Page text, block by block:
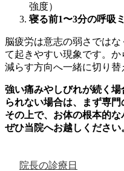
強度）
寝る前1〜3分の呼吸
脳疲労は意志の弱さではな
て起きやすい現象です。
減らす方向へ一緒に切り替
強い痛みやしびれが続く
られない場合は、まず専門
その上で、お体の根本的な
ぜひ当院へお越しください
院長の診療日